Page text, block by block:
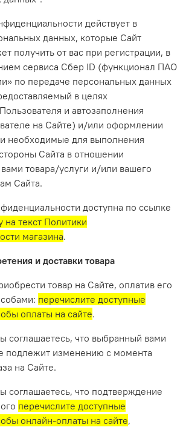
действует в
данных, которые Сайт
получить от вас при регистрации, в
сервиса Сбер ID (функционал ПАО
по передаче персональных данных
в целях
и автозаполнения
на Сайте) и/или оформлении
необходимые для выполнения
Сайта в отношении
товара/услуги и/или вашего
Сайта.
доступна по ссылке
на текст Политики
магазина.
и доставки товара
товар на Сайте, оплатив его
перечислите доступные
оплаты на сайте.
соглашаетесь, что выбранный вами
подлежит изменению с момента
на Сайте.
соглашаетесь, что подтверждение
перечислите доступные
онлайн-оплаты на сайте,